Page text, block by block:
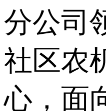
分公司
社区农
心，面